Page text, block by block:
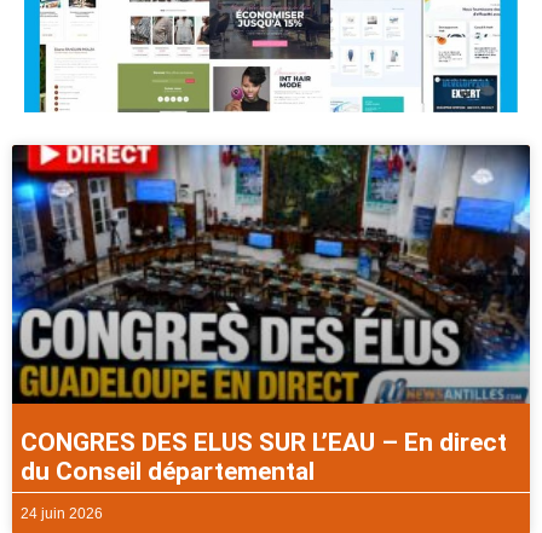
CONGRES DES ELUS SUR L’EAU – En direct
du Conseil départemental
24 juin 2026